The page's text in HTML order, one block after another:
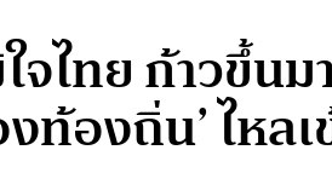
ไทย ก้าวขึ้น
ท้องถิ่น’ ไหล